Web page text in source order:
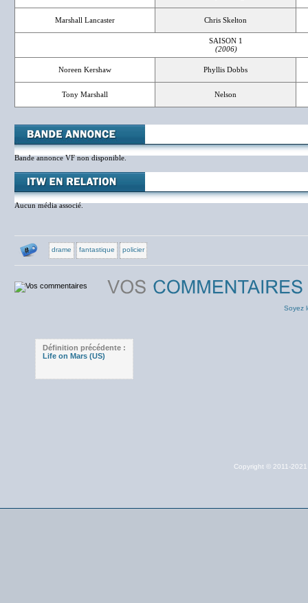
Marshall Lancaster Chris Skelton
SAISON 1
(2006)
Noreen Kershaw Phyllis Dobbs
Tony Marshall Nelson
Bande annonce VF non disponible.
Aucun média associé.
drame fantastique policier
Soyez
Définition précédente :
Life on Mars (US)
Copyright © 2011-